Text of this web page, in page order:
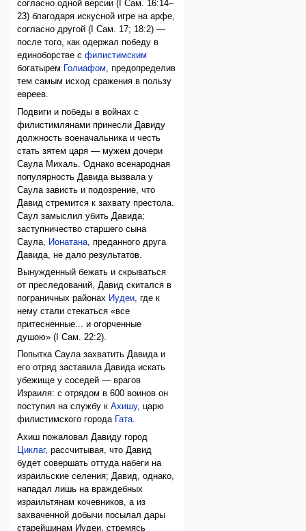
согласно одной версии (I Сам. 16:14–
23) благодаря искусной игре на арфе,
согласно другой (I Сам. 17; 18:2) —
после того, как одержал победу в
единоборстве сфилистимским
богатырем
Голиафом, предопределив
тем самым исход сражения в пользу
евреев.
Подвиги и победы в войнах с
филистимлянами принесли Давиду
должность военачальника и честь
стать зятем царя — мужем дочери
Саула Михаль. Однако всенародная
популярность Давида вызвала у
Саула зависть и подозрение, что
Давид стремится к захвату престола.
Саул замыслил убить Давида;
заступничество старшего сына
Саула,
Ионатана , преданного друга
Давида, не дало результатов.
Вынужденный бежать и скрываться
от преследований, Давид скитался в
пограничных районах Иудеи, где к
нему стали стекаться «все
притесненные... и огорченные
душою» (I Сам. 22:2).
Попытка Саула захватить Давида и
его отряд заставила Давида искать
убежище у соседей — врагов
Израиля: с отрядом в 600 воинов он
поступил на службу кАхишу, царю
филистимского города
Гата.
Ахиш пожаловал Давиду город
Циклаг, рассчитывая, что Давид
будет совершать оттуда набеги на
израильские селения; Давид, однако,
нападал лишь на враждебных
израильтянам кочевников, а из
захваченной добычи посылал дары
старейшинам Иудеи, стремясь